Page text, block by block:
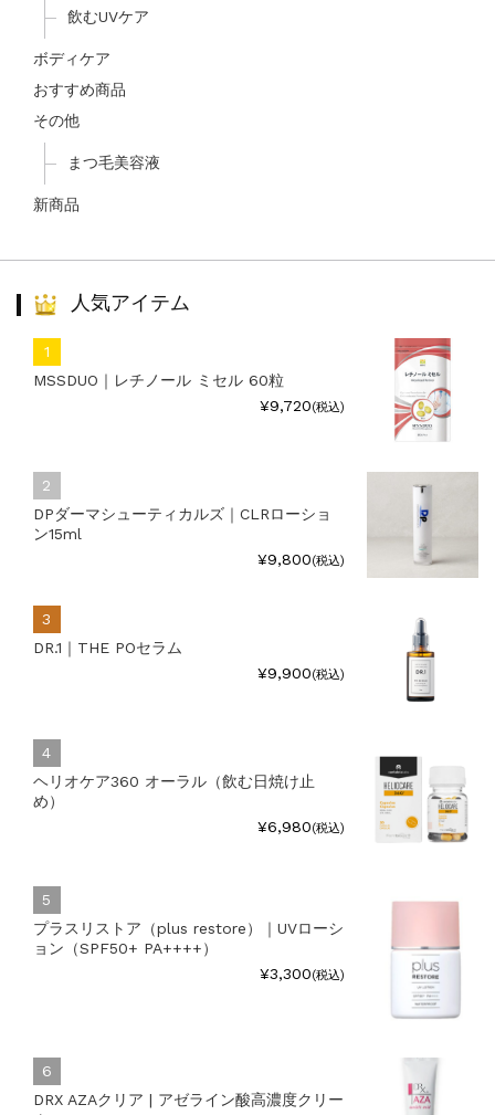
飲むUVケア
ボディケア
おすすめ商品
その他
まつ毛美容液
新商品
人気アイテム
MSSDUO｜レチノール ミセル 60粒
¥9,720(税込)
DPダーマシューティカルズ｜CLRローショ
ン15ml
¥9,800(税込)
DR.1｜THE POセラム
¥9,900(税込)
ヘリオケア360 オーラル（飲む日焼け止
め）
¥6,980(税込)
プラスリストア（plus restore）｜UVローシ
ョン（SPF50+ PA++++）
¥3,300(税込)
DRX AZAクリア | アゼライン酸高濃度クリー